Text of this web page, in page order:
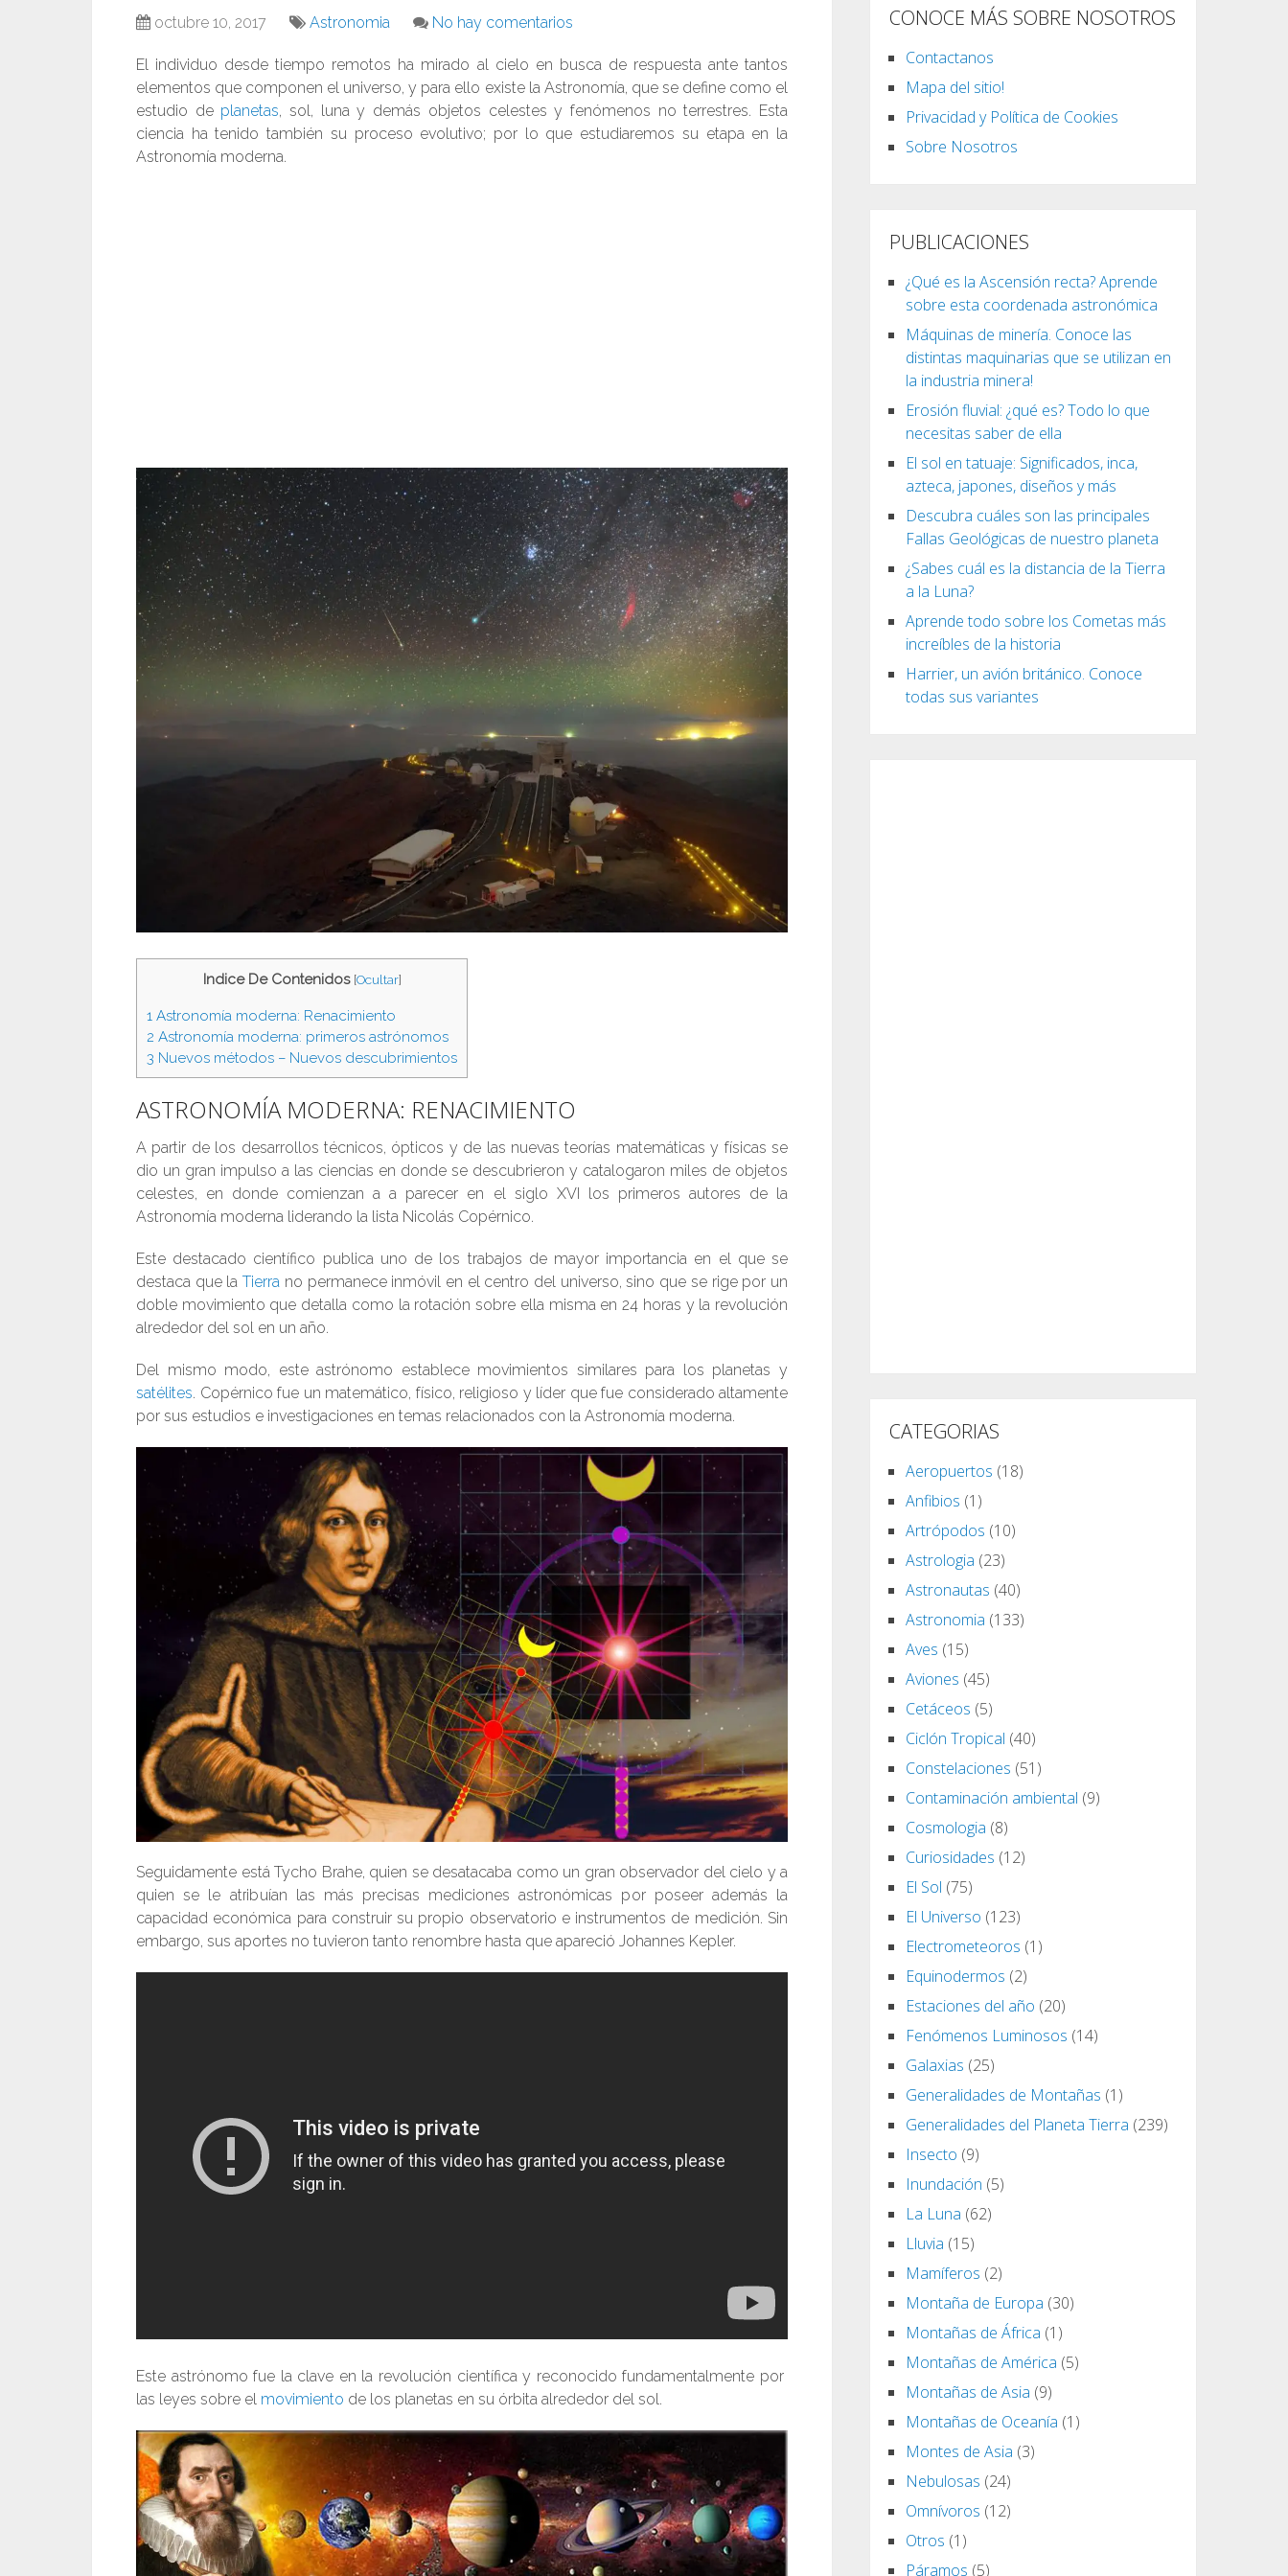
octubre 10, 2017 Astronomia No hay comentarios
El individuo desde tiempo remotos ha mirado al cielo en busca de respuesta ante tantos
elementos que componen el universo, y para ello existe la Astronomía, que se define como el
estudio de planetas, sol, luna y demás objetos celestes y fenómenos no terrestres. Esta
ciencia ha tenido también su proceso evolutivo; por lo que estudiaremos su etapa en la
Astronomía moderna.
Indice De Contenidos [Ocultar]
1 Astronomía moderna: Renacimiento
2 Astronomía moderna: primeros astrónomos
3 Nuevos métodos – Nuevos descubrimientos
ASTRONOMÍA MODERNA: RENACIMIENTO
A partir de los desarrollos técnicos, ópticos y de las nuevas teorías matemáticas y físicas se
dio un gran impulso a las ciencias en donde se descubrieron y catalogaron miles de objetos
celestes, en donde comienzan a a parecer en el siglo XVI los primeros autores de la
Astronomía moderna liderando la lista Nicolás Copérnico.
Este destacado científico publica uno de los trabajos de mayor importancia en el que se
destaca que laTierra no permanece inmóvil en el centro del universo, sino que se rige por un
doble movimiento que detalla como la rotación sobre ella misma en 24 horas y la revolución
alrededor del sol en un año.
Del mismo modo, este astrónomo establece movimientos similares para los planetas y
satélites . Copérnico fue un matemático, físico, religioso y líder que fue considerado altamente
por sus estudios e investigaciones en temas relacionados con la Astronomía moderna.
Seguidamente está Tycho Brahe, quien se desatacaba como un gran observador del cielo y a
quien se le atribuían las más precisas mediciones astronómicas por poseer además la
capacidad económica para construir su propio observatorio e instrumentos de medición. Sin
embargo, sus aportes no tuvieron tanto renombre hasta que apareció Johannes Kepler.
Este astrónomo fue la clave en la revolución científica y reconocido fundamentalmente por
las leyes sobre el movimiento de los planetas en su órbita alrededor del sol.
CONOCE MÁS SOBRE NOSOTROS
Contactanos
Mapa del sitio!
Privacidad y Política de Cookies
Sobre Nosotros
PUBLICACIONES
¿Qué es la Ascensión recta? Aprende
sobre esta coordenada astronómica
Máquinas de minería. Conoce las
distintas maquinarias que se utilizan en
la industria minera!
Erosión fluvial: ¿qué es? Todo lo que
necesitas saber de ella
El sol en tatuaje: Significados, inca,
azteca, japones, diseños y más
Descubra cuáles son las principales
Fallas Geológicas de nuestro planeta
¿Sabes cuál es la distancia de la Tierra
a la Luna?
Aprende todo sobre los Cometas más
increíbles de la historia
Harrier, un avión británico. Conoce
todas sus variantes
CATEGORIAS
Aeropuertos (18)
Anfibios (1)
Artrópodos (10)
Astrologia (23)
Astronautas (40)
Astronomia (133)
Aves (15)
Aviones (45)
Cetáceos (5)
Ciclón Tropical (40)
Constelaciones (51)
Contaminación ambiental (9)
Cosmologia (8)
Curiosidades (12)
El Sol (75)
El Universo (123)
Electrometeoros (1)
Equinodermos (2)
Estaciones del año (20)
Fenómenos Luminosos (14)
Galaxias (25)
Generalidades de Montañas (1)
Generalidades del Planeta Tierra (239)
Insecto (9)
Inundación (5)
La Luna (62)
Lluvia (15)
Mamíferos (2)
Montaña de Europa (30)
Montañas de África (1)
Montañas de América (5)
Montañas de Asia (9)
Montañas de Oceanía (1)
Montes de Asia (3)
Nebulosas (24)
Omnívoros (12)
Otros (1)
Páramos (5)